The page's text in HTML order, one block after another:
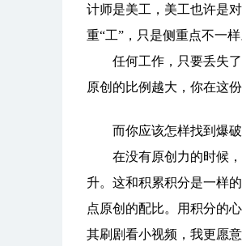
计师是美工，美工也许是
重“工”，只是侧重点不一样
任何工作，只要丢失了
原创的比例越大，你在这
而你应该怎样找到爆破
在没有原创力的时候，
升。这和积累积分是一样
点原创的配比。用积分的
其刷剧看小视频，我更愿